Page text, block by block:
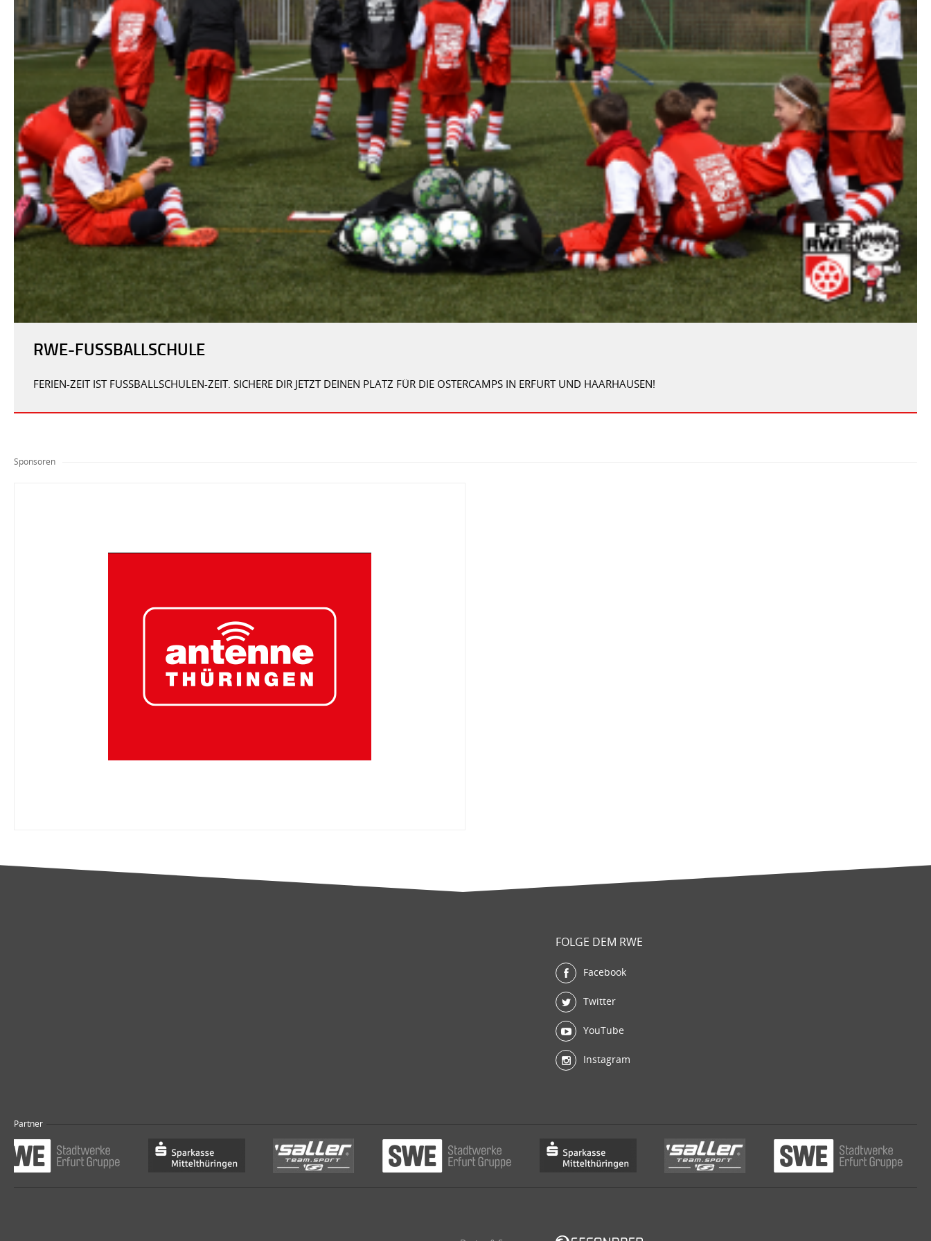
RWE-FUSSBALLSCHULE
FERIEN-ZEIT IST FUSSBALLSCHULEN-ZEIT. SICHERE DIR JETZT DEINEN PLATZ FÜR DIE OSTERCAMPS IN ERFURT UND HAARHAUSEN!
Sponsoren
FOLGE DEM RWE
Facebook
Twitter
YouTube
Instagram
Partner